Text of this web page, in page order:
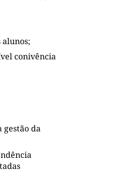
conivência
gestão da